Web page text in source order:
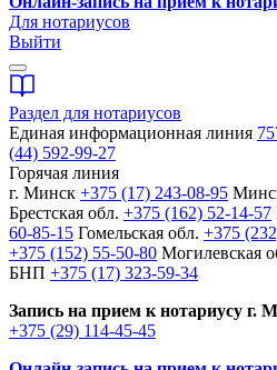
Для нотариусов
Выйти
Раздел для нотариусов
Единая информационная линия
(44) 592-99-27
Горячая линия
г. Минск +375 (17) 243-08-95
Брестская обл. +375 (162) 52-14-57
60-85-15 Гомельская обл. +375
+375 (152) 55-50-80 Могилевская
БНП +375 (17) 323-59-34
Запись на прием к нотариусу г.
+375 (29) 114-45-45